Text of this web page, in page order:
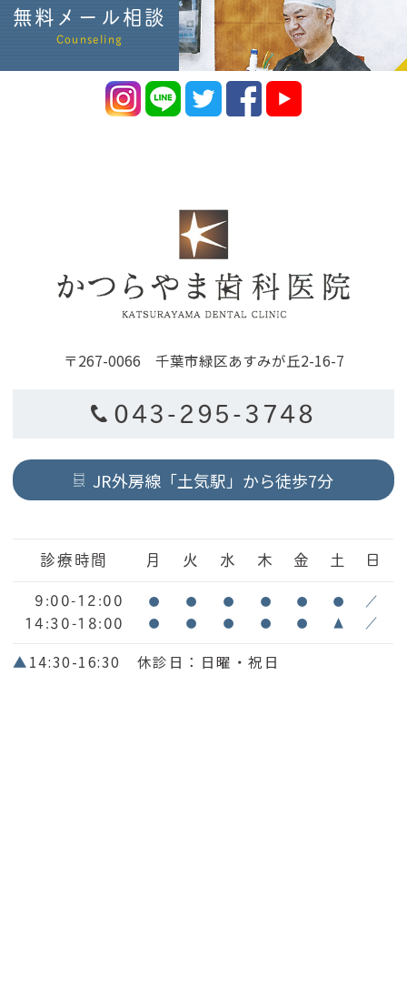
無料メール相談
Counseling
〒267-0066 千葉市緑区あすみが丘2-16-7
043-295-3748
JR外房線「土気駅」から徒歩7分
診療時間 月 火 水 木 金 土 日
9:00-12:00 ● ● ● ● ● ● ／
14:30-18:00 ● ● ● ● ● ▲ ／
▲14:30-16:30 休診日：日曜・祝日